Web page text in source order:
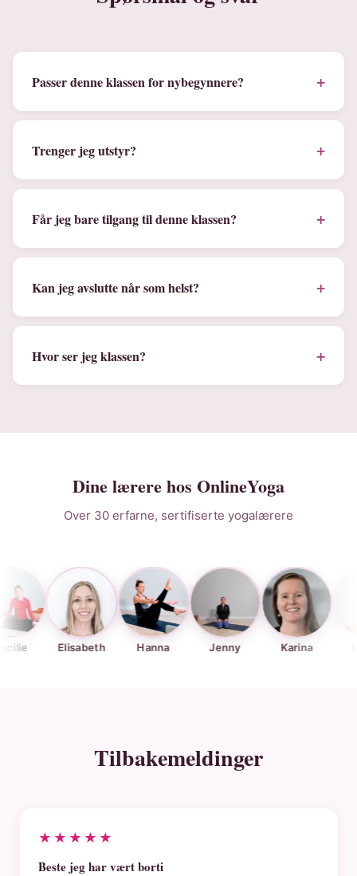
Passer denne klassen for nybegynnere? +
Trenger jeg utstyr? +
Får jeg bare tilgang til denne klassen? +
Kan jeg avslutte når som helst? +
Hvor ser jeg klassen? +
Dine lærere hos OnlineYoga
Over 30 erfarne, sertifiserte yogalærere
Elisabeth Hanna Jenny Karina Kjersti
Tilbakemeldinger
★★★★★
Beste jeg har vært borti